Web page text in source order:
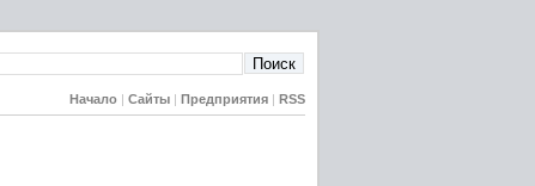
Начало Сайты Предприятия RSS